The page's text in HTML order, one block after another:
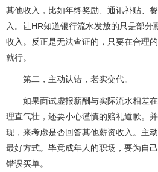
其他收入，比如年终奖励、通讯补贴、
入。让HR知道银行流水发放的只是部分
收入。反正是无法查证的，只要在合理
就行。
第二，主动认错，老实交代。
如果面试虚报薪酬与实际流水相差在
理直气壮，还要小心谨慎的赔礼道歉。
现，来考虑是否回答其他薪资收入。主
最好方式。毕竟成年人的职场，要为自
错误买单。